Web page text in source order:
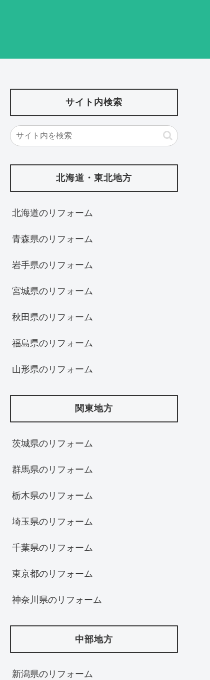
サイト内検索
北海道・東北地方
北海道‎のリフォーム
青森県のリフォーム
岩手県のリフォーム
宮城県のリフォーム
秋田県のリフォーム
福島県のリフォーム
山形県のリフォーム
関東地方
茨城県のリフォーム
群馬県のリフォーム
栃木県のリフォーム
埼玉県のリフォーム
千葉県のリフォーム
東京都のリフォーム
神奈川県のリフォーム
中部地方
新潟県のリフォーム